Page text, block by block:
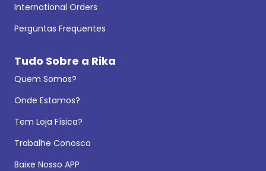
International Orders
Perguntas Frequentes
Tudo Sobre a Rika
Quem Somos?
Onde Estamos?
Tem Loja Física?
Trabalhe Conosco
Baixe Nosso APP